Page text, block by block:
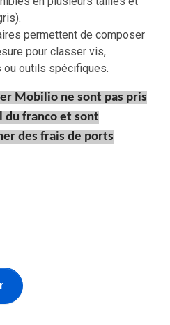
permettent de composer
pour classer vis,
outils spécifiques.
Mobilio ne sont pas pris
du franco et sont
des frais de ports